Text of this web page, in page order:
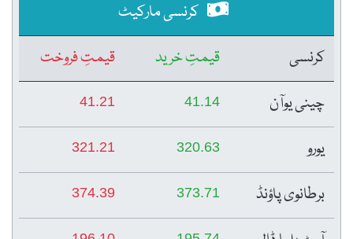
کرنسی مارکیٹ
کرنسی
قیمتِ خرید
قیمتِ فروخت
چینی یوآن
41.14
41.21
یورو 320.63
321.21
برطانوی پاؤنڈ 373.71
374.39